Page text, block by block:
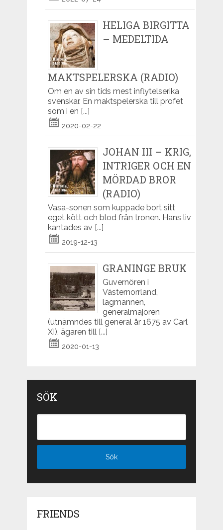
HELIGA BIRGITTA
– MEDELTIDA
MAKTSPELERSKA (RADIO)
Om en av sin tids mest inflytelserika
svenskar. En maktspelerska till profet
som i en [...]
2020-02-22
JOHAN III – KRIG,
INTRIGER OCH EN
MÖRDAD BROR
(RADIO)
Vasa-sonen som kuppade bort sitt
eget kött och blod från tronen. Hans liv
kantades av [...]
2019-12-13
GRANINGE BRUK
Guvernören i
Västernorrland,
lagmannen,
generalmajoren
(utnämndes till general år 1675 av Carl
XI), ägaren till [...]
2020-01-13
SÖK
FRIENDS